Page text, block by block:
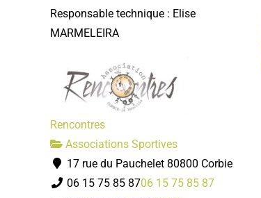
Responsable technique : Elise
MARMELEIRA
Rencontres
Associations Sportives
17 rue du Pauchelet 80800 Corbie
06 15 75 85 8706 15 75 85 87